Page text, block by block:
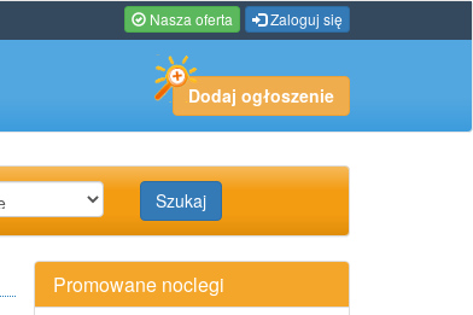
Nasza oferta Zaloguj się
Dodaj ogłoszenie
Szukaj
Promowane noclegi